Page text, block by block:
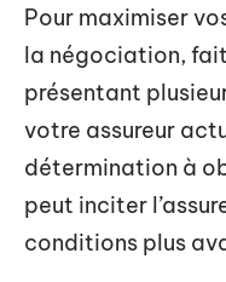
Pour maximiser
la négociation,
présentant
votre assureur
détermination à
peut inciter
conditions plus